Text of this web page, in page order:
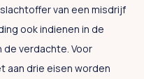
van een misdrijf
ook indienen in de
verdachte. Voor
aan drie eisen worden